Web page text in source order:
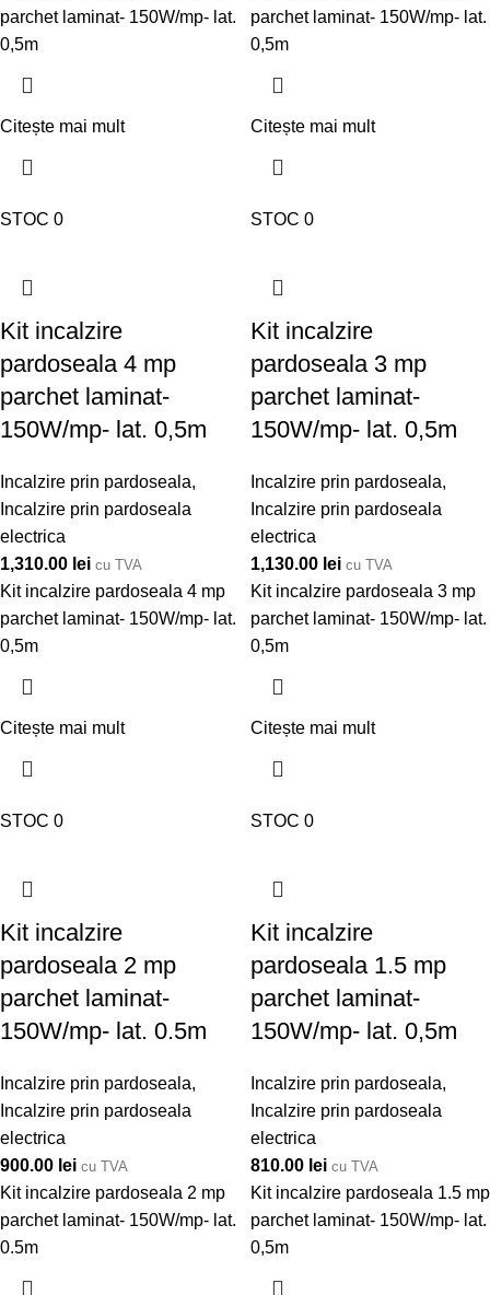
parchet laminat- 150W/mp- lat.
0,5m
Citește mai mult
parchet laminat- 150W/mp- lat.
0,5m
Citește mai mult
STOC 0
Kit incalzire
pardoseala 4 mp
parchet laminat-
150W/mp- lat. 0,5m
Incalzire prin pardoseala,
Incalzire prin pardoseala
electrica
1,310.00 lei cu TVA
Kit incalzire pardoseala 4 mp
parchet laminat- 150W/mp- lat.
0,5m
Citește mai mult
STOC 0
Kit incalzire
pardoseala 3 mp
parchet laminat-
150W/mp- lat. 0,5m
Incalzire prin pardoseala,
Incalzire prin pardoseala
electrica
1,130.00 lei cu TVA
Kit incalzire pardoseala 3 mp
parchet laminat- 150W/mp- lat.
0,5m
Citește mai mult
STOC 0
Kit incalzire
pardoseala 2 mp
parchet laminat-
150W/mp- lat. 0.5m
Incalzire prin pardoseala,
Incalzire prin pardoseala
electrica
900.00 lei cu TVA
Kit incalzire pardoseala 2 mp
parchet laminat- 150W/mp- lat.
0.5m
STOC 0
Kit incalzire
pardoseala 1.5 mp
parchet laminat-
150W/mp- lat. 0,5m
Incalzire prin pardoseala,
Incalzire prin pardoseala
electrica
810.00 lei cu TVA
Kit incalzire pardoseala 1.5 mp
parchet laminat- 150W/mp- lat.
0,5m